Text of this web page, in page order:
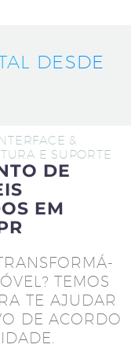
DESDE
&
E SUPORTE
DE
EM
TEMOS
TE AJUDAR
DE ACORDO